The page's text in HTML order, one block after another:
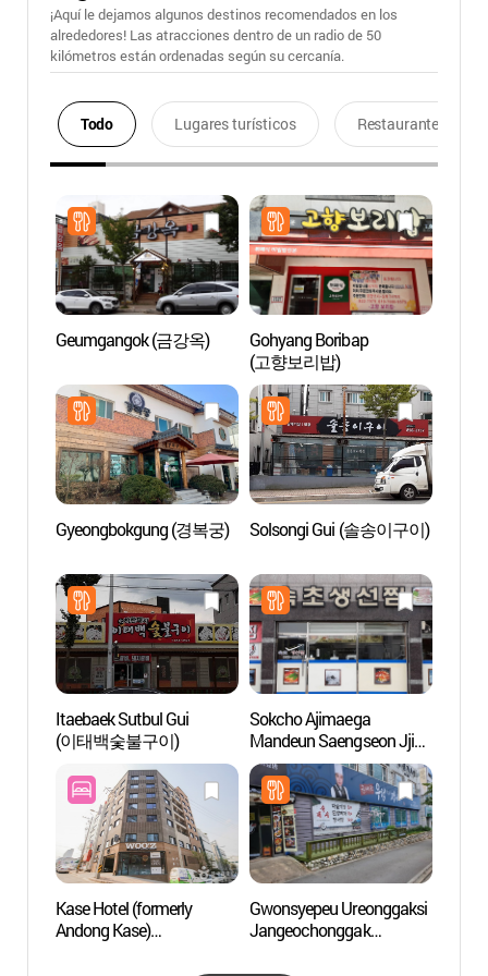
¡Aquí le dejamos algunos destinos recomendados en los
alrededores! Las atracciones dentro de un radio de 50
kilómetros están ordenadas según su cercanía.
Todo Lugares turísticos Restaurantes
Geumgangok (금강옥)
Gohyang Boribap
(고향보리밥)
Gyeongbokgung (경복궁) Solsongi Gui (솔송이구이)
Itaebaek Sutbul Gui
(이태백숯불구이)
Sokcho Ajimaega
Mandeun Saengseon Jjim
(속초아지매가만든생선
찜)
Kase Hotel (formerly
Andong Kase)
Gwonsyepeu Ureonggaksi
Jangeochonggak